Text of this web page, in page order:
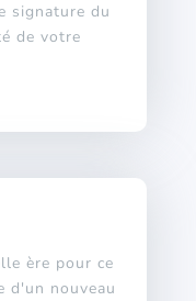
signature du
de votre
ère pour ce
d'un nouveau